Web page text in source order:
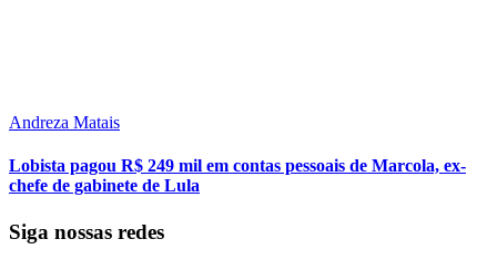
Andreza Matais
Lobista pagou R$ 249 mil em contas pessoais de Marcola, ex-
chefe de gabinete de Lula
Siga nossas redes